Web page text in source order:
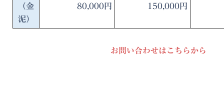
（金
泥）
80,000円 150,000円
お問い合わせはこちらから